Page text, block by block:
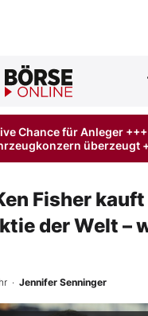
Ausgabe BÖRSE ONLINE
Chance für Anleger
überzeugt
Fisher
der Welt –
· Jennifer Senninger